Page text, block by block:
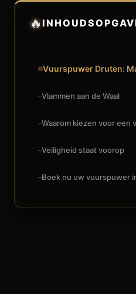
🔥
Vuurspuwer Druten:
Vlammen aan de Waal
Waarom kiezen voor een
Veiligheid staat voorop
Boek nu uw vuurspuwer